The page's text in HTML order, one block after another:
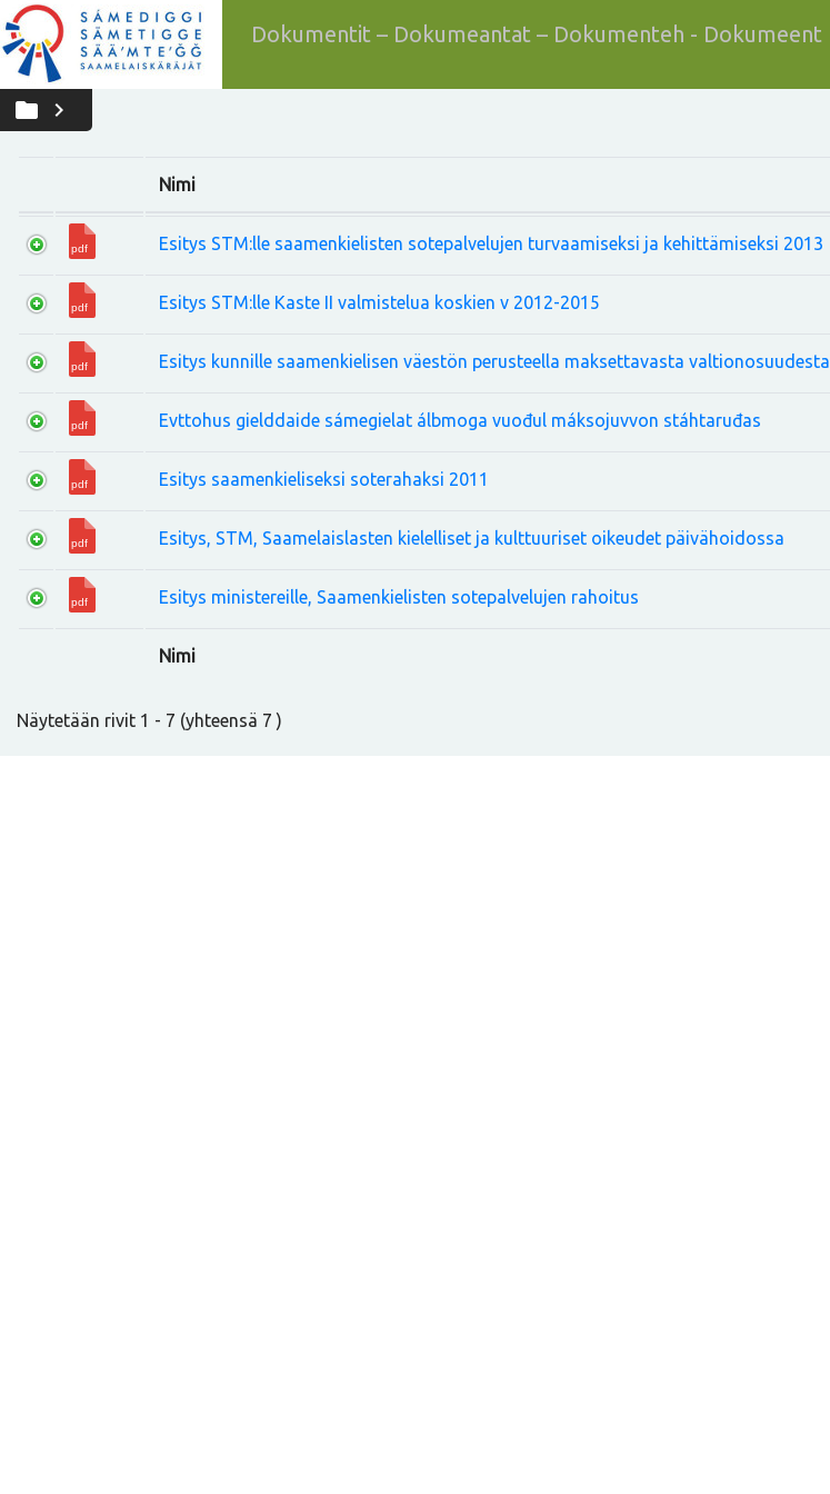
Dokumentit – Dokumeantat – Dokumenteh - Dokumeent
folder chevron_right
Nimi
Nimi
Esitys STM:lle saamenkielisten sotepalvelujen turvaamiseksi ja kehittämiseksi 2013
Esitys STM:lle Kaste II valmistelua koskien v 2012-2015
Esitys kunnille saamenkielisen väestön perusteella maksettavasta valtionosuudesta
Evttohus gielddaide sámegielat álbmoga vuođul máksojuvvon stáhtaruđas
Esitys saamenkieliseksi soterahaksi 2011
Esitys, STM, Saamelaislasten kielelliset ja kulttuuriset oikeudet päivähoidossa
Esitys ministereille, Saamenkielisten sotepalvelujen rahoitus
Näytetään rivit 1 - 7 (yhteensä 7 )